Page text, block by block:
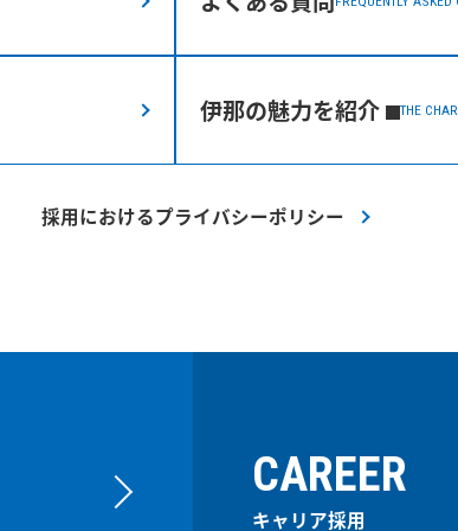
伊那の魅力を紹介 THE
採用におけるプライバシーポリシー
CAREER
キャリア採用